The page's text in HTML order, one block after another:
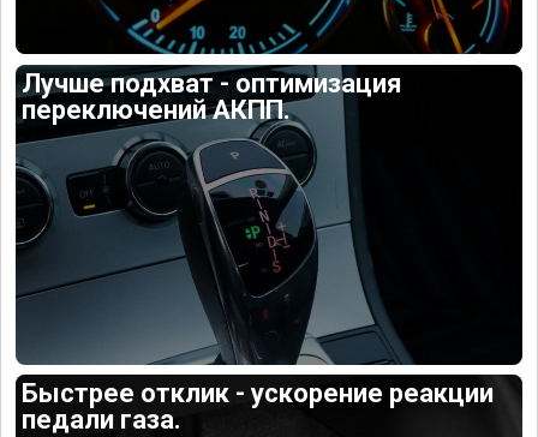
Лучше подхват - оптимизация
переключений АКПП.
Быстрее отклик - ускорение реакции
педали газа.